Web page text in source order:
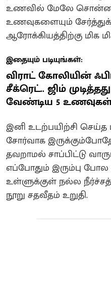
உணவில் மேலே சொன்ன
உணவுகளையும்
ஆரோக்கியத்திற்கு மிக
இதையும் படியுங்கள்:
விராட் கோலியின்
சீக்ரெட்.. ஜிம்
வேண்டிய 5
இனி உடற்பயிற்சி
சோர்வாக
தவறாமல் சாப்பிட்டு
எப்போதும் இரும்பு போல
உள்ளுக்குள் நல்ல
நூறு சதவீதம் உறுதி.